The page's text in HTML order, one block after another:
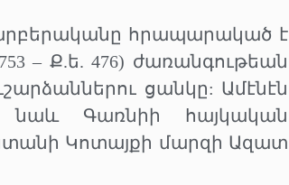
հրապարակած է
– Ք.ե. 476) ժառանգութեան
ցանկը: Ամէնէն
նաև Գառնիի հայկական
Կոտայքի մարզի Ազատ